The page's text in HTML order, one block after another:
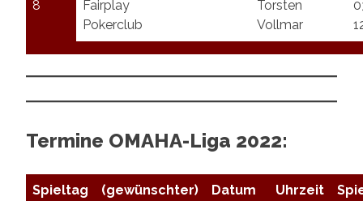
8
Fairplay
Pokerclub
Torsten
Vollmar
Termine OMAHA-Liga 2022:
Spieltag
(gewünschter)
Datum Uhrzeit